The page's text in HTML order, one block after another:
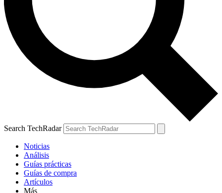
Search TechRadar
Noticias
Análisis
Guías prácticas
Guías de compra
Artículos
Más